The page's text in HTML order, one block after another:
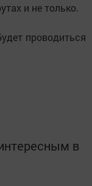
и не только.
проводиться
в